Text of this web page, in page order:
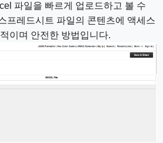
파일을 빠르게 업로드하고 볼 수
프레드시트 파일의 콘텐츠에 액세스
이며 안전한 방법입니다.